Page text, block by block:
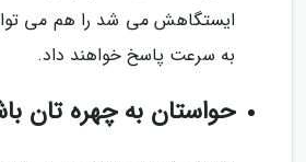
ایستگاهش می شد را هم می
به سرعت پاسخ خواهند داد.
حواستان به چهره تان